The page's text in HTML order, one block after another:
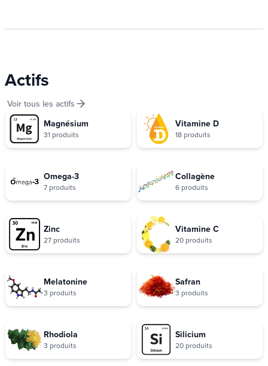
Actifs
Voir tous les actifs
Magnésium
31 produits
Vitamine D
18 produits
Omega-3
7 produits
Collagène
6 produits
Zinc
27 produits
Vitamine C
20 produits
Melatonine
3 produits
Safran
3 produits
Rhodiola
3 produits
Silicium
20 produits